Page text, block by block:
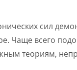
сил
Чаще всего
теориям,